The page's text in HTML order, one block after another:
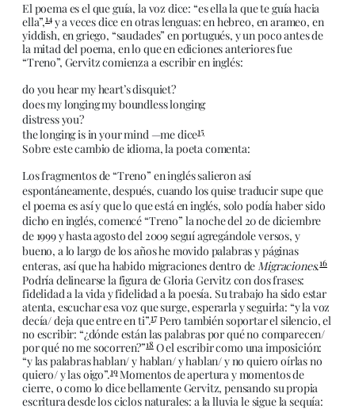
El poema es el que guía, la voz dice: “es ella la que te guía hacia
ella”,14y a veces dice en otras lenguas: en hebreo, en arameo, en
yiddish, en griego, “saudades” en portugués, y un poco antes de
la mitad del poema, en lo que en ediciones anteriores fue
“Treno”, Gervitz comienza a escribir en inglés:
do you hear my heart’s disquiet?
does my longing my boundless longing
distress you?
the longing is in your mind —me dice15
Sobre este cambio de idioma, la poeta comenta:
Los fragmentos de “Treno” en inglés salieron así
espontáneamente, después, cuando los quise traducir supe que
el poema es así y que lo que está en inglés, solo podía haber sido
dicho en inglés, comencé “Treno” la noche del 20 de diciembre
de 1999 y hasta agosto del 2009 seguí agregándole versos, y
bueno, a lo largo de los años he movido palabras y páginas
enteras, así que ha habido migraciones dentro deMigraciones.16
Podría delinearse la figura de Gloria Gervitz con dos frases:
fidelidad a la vida y fidelidad a la poesía. Su trabajo ha sido estar
atenta, escuchar esa voz que surge, esperarla y seguirla: “y la voz
decía/ deja que entre en ti”.17Pero también soportar el silencio, el
no escribir: “¿dónde están las palabras por qué no comparecen/
por qué no me socorren?”18O el escribir como una imposición:
“y las palabras hablan/ y hablan/ y hablan/ y no quiero oírlas no
quiero/ y las oigo”.19Momentos de apertura y momentos de
cierre, o como lo dice bellamente Gervitz, pensando su propia
escritura desde los ciclos naturales: a la lluvia le sigue la sequía: